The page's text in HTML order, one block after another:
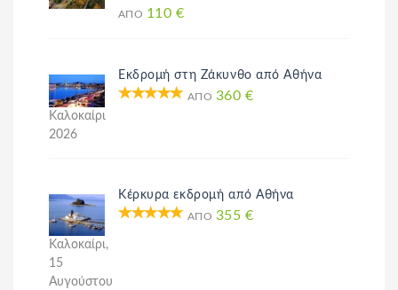
ΑΠΌ 110 €
Καλοκαίρι
2026
Εκδρομή στη Ζάκυνθο από Αθήνα
ΑΠΌ 360 €
Καλοκαίρι,
15
Αυγούστου
Κέρκυρα εκδρομή από Αθήνα
ΑΠΌ 355 €